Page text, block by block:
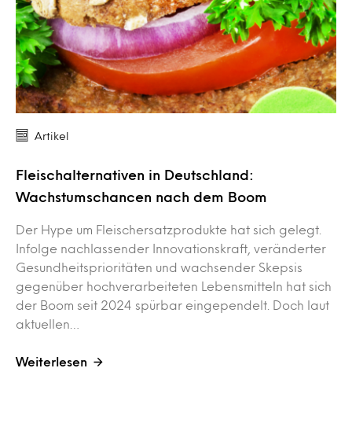
Artikel
Fleischalternativen in Deutschland:
Wachstumschancen nach dem Boom
Der Hype um Fleischersatzprodukte hat sich gelegt.
Infolge nachlassender Innovationskraft, veränderter
Gesundheitsprioritäten und wachsender Skepsis
gegenüber hochverarbeiteten Lebensmitteln hat sich
der Boom seit 2024 spürbar eingependelt. Doch laut
aktuellen…
Weiterlesen